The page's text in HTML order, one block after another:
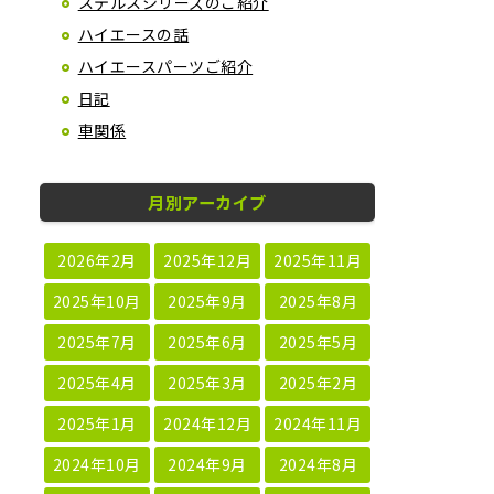
ハイエースの話
ハイエースパーツご紹介
日記
車関係
月別アーカイブ
2026年2月 2025年12月
2025年11月
2025年10月
2025年9月
2025年8月
2025年7月
2025年6月
2025年5月
2025年4月
2025年3月
2025年2月
2025年1月
2024年12月
2024年11月
2024年10月
2024年9月
2024年8月